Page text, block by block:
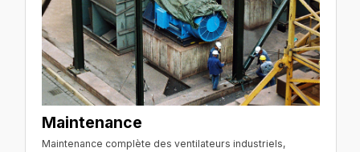
Maintenance
Maintenance complète des ventilateurs industriels,